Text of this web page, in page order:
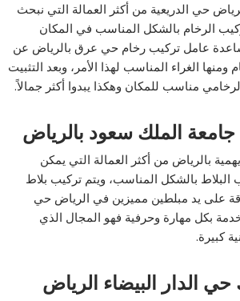
حي الدريعية من أكثر العمالة التي نبحث
الرخام بالشكل المناسب في المكان
عامل تركيب رخام حي عرق بالرياض عن
الغراء المناسب لهذا الأمر، وبعد التثبيت
مناسب للمكان وهكذا يبدوا أكثر جمالاً.
الملك سعود بالرياض
بالرياض من أكثر العمالة التي يمكن
البلاط بالشكل المناسب، ويتم تركيب بلاط
على يد مبلطين مميزين في الرياض حي
بكل مهارة وحرفية فهو المجال الذي
كبيرة.
الدار البيضاء الرياض